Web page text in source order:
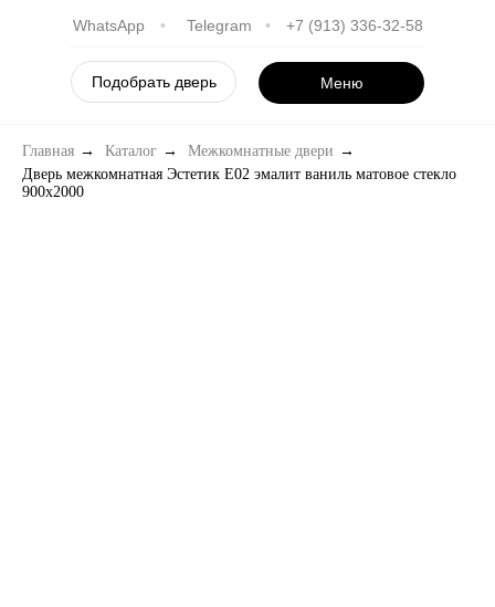
WhatsApp •
Telegram
• +7 (913) 336-32-58
Подобрать дверь Меню
Главная → Каталог → Межкомнатные двери →
Дверь межкомнатная Эстетик E02 эмалит ваниль матовое стекло
900х2000